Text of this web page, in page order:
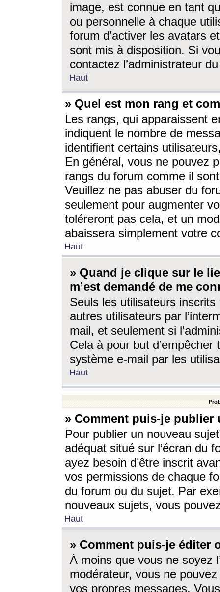
image, est connue en tant
ou personnelle à chaque
forum d’activer les avatars
sont mis à disposition. Si
contactez l’administrateur
Haut
» Quel est mon rang et
Les rangs, qui apparaissent
indiquent le nombre de
identifient certains
En général, vous ne pouvez
rangs du forum comme il
Veuillez ne pas abuser du
seulement pour augmenter
toléreront pas cela, et un
abaissera simplement votre
Haut
» Quand je clique sur le
m’est demandé de me
Seuls les utilisateurs
autres utilisateurs par
mail, et seulement si
Cela à pour but
système e-mail par les
Haut
» Comment puis-je
Pour publier un nouveau
adéquat situé sur l’écran du
ayez besoin d’être inscrit
vos permissions de chaque
du forum ou du sujet. Par
nouveaux sujets, vous
Haut
» Comment puis-je éditer
À moins que vous ne soyez
modérateur, vous ne
vos propres messages.